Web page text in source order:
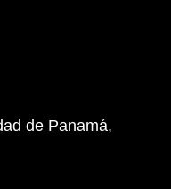
de Panamá,